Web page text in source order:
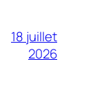
18 juillet
2026